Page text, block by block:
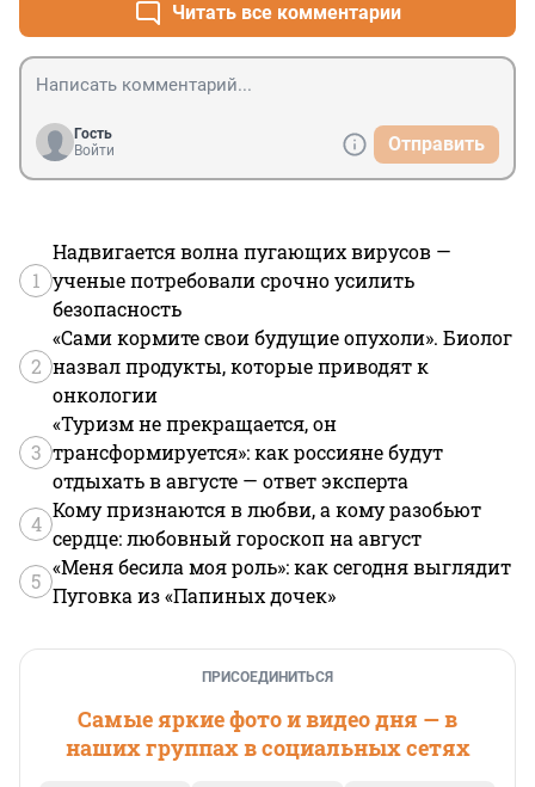
Читать все комментарии
Гость
Войти
Отправить
1
Надвигается волна пугающих вирусов —
ученые потребовали срочно усилить
безопасность
2
«Сами кормите свои будущие опухоли». Биолог
назвал продукты, которые приводят к
онкологии
3
«Туризм не прекращается, он
трансформируется»: как россияне будут
отдыхать в августе — ответ эксперта
4
Кому признаются в любви, а кому разобьют
сердце: любовный гороскоп на август
5
«Меня бесила моя роль»: как сегодня выглядит
Пуговка из «Папиных дочек»
ПРИСОЕДИНИТЬСЯ
Самые яркие фото и видео дня — в
наших группах в социальных сетях